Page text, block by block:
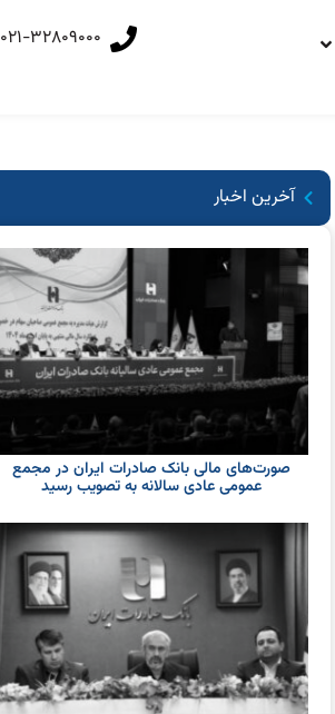
021-32809000
آخرین اخبار
صورت‌های مالی بانک صادرات ایران در مجمع
عمومی عادی سالانه به تصویب رسید